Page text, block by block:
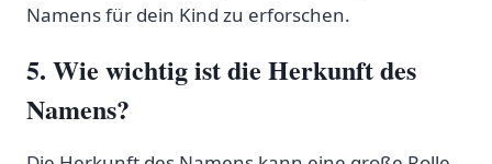
Namens für⁣ dein‍ Kind zu erforschen.
5. Wie wichtig ist⁢ die Herkunft des
Namens?